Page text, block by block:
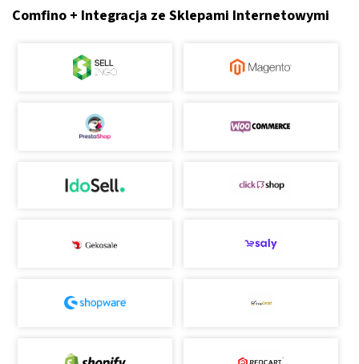
Comfino + Integracja ze Sklepami Internetowymi